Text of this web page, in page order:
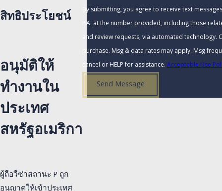
สิทธิประโยชน์
อนุมัติให้
ทำงานใน
ประเทศ
สหรัฐอเมริกา
ผู้ถือวีซ่าสถานะ P ถูก
By submitting, you agree to receive text
P.A. at the number provided, including those
and review requests, via automated technology. Consent is not a condition of
purchase. Msg & data rates may apply. Msg
cancel or HELP for assistance.Acceptable Use
Send Message